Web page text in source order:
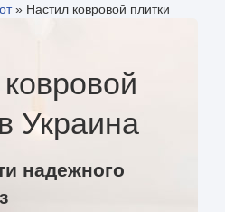
» Настил ковровой плитки
Украина
надежного